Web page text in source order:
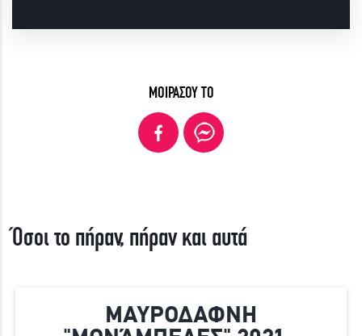
ΜΟΙΡΑΣΟΥ ΤΟ
Όσοι το πήραν, πήραν και αυτά
ΜΑΥΡΟΔΑΦΝΗ